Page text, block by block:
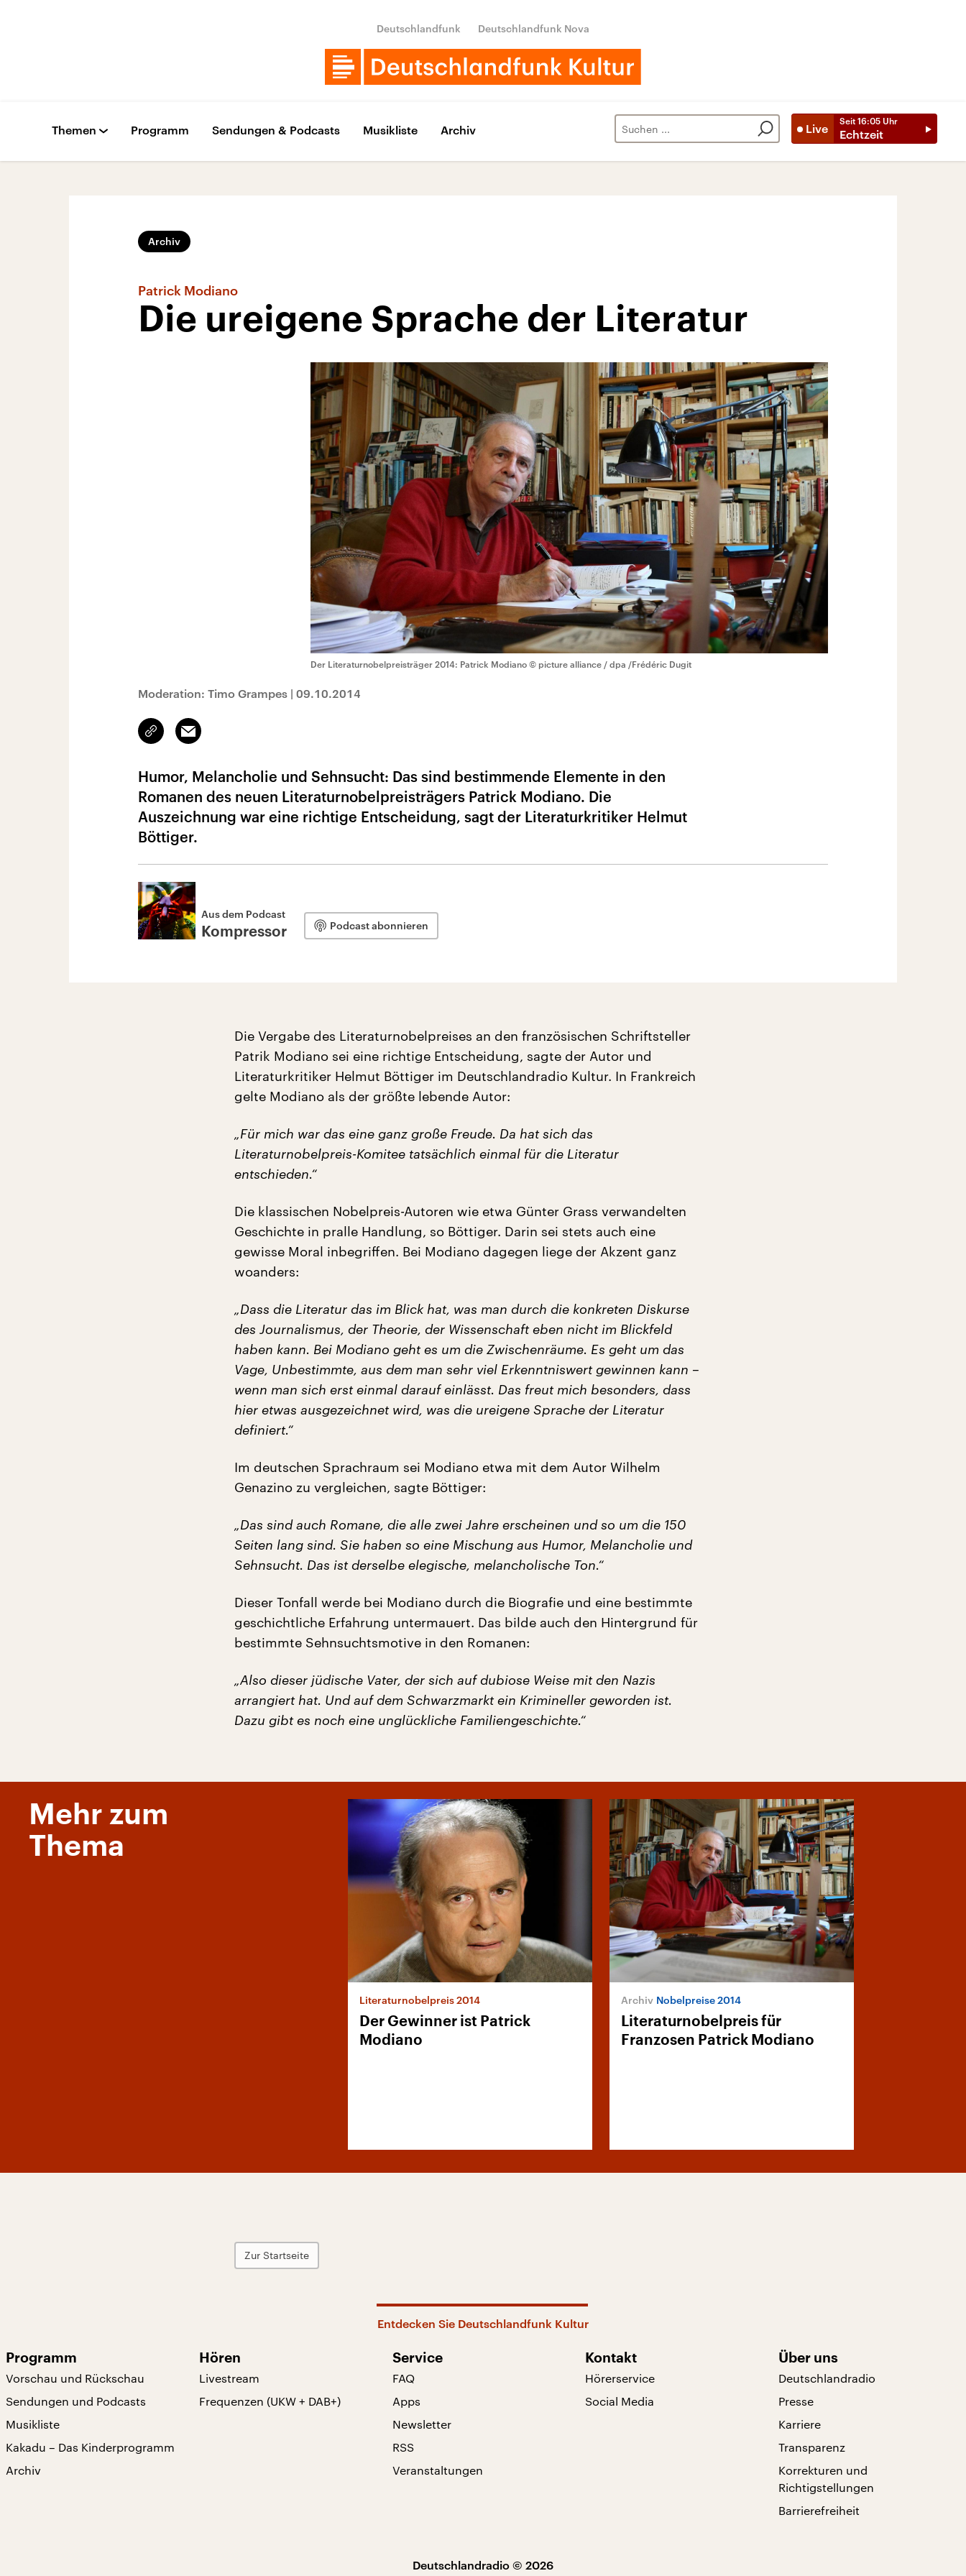
Deutschlandfunk Deutschlandfunk Nova
Live
Seit 16:05 Uhr
Echtzeit
Themen Programm Sendungen & Podcasts Musikliste Archiv
Archiv
Patrick Modiano
Die ureigene Sprache der Literatur
Der Literaturnobelpreisträger 2014: Patrick Modiano © picture alliance / dpa /Frédéric Dugit
Moderation: Timo Grampes | 09.10.2014
Link
kopieren/teilen
Email
Humor, Melancholie und Sehnsucht: Das sind bestimmende Elemente in den
Romanen des neuen Literaturnobelpreisträgers Patrick Modiano. Die
Auszeichnung war eine richtige Entscheidung, sagt der Literaturkritiker Helmut
Böttiger.
Aus dem Podcast
Kompressor Podcast abonnieren
Die Vergabe des Literaturnobelpreises an den französischen Schriftsteller
Patrik Modiano sei eine richtige Entscheidung, sagte der Autor und
Literaturkritiker Helmut Böttiger im Deutschlandradio Kultur. In Frankreich
gelte Modiano als der größte lebende Autor:
„Für mich war das eine ganz große Freude. Da hat sich das
Literaturnobelpreis-Komitee tatsächlich einmal für die Literatur
entschieden.“
Die klassischen Nobelpreis-Autoren wie etwa Günter Grass verwandelten
Geschichte in pralle Handlung, so Böttiger. Darin sei stets auch eine
gewisse Moral inbegriffen. Bei Modiano dagegen liege der Akzent ganz
woanders:
„Dass die Literatur das im Blick hat, was man durch die konkreten Diskurse
des Journalismus, der Theorie, der Wissenschaft eben nicht im Blickfeld
haben kann. Bei Modiano geht es um die Zwischenräume. Es geht um das
Vage, Unbestimmte, aus dem man sehr viel Erkenntniswert gewinnen kann –
wenn man sich erst einmal darauf einlässt. Das freut mich besonders, dass
hier etwas ausgezeichnet wird, was die ureigene Sprache der Literatur
definiert.“
Im deutschen Sprachraum sei Modiano etwa mit dem Autor Wilhelm
Genazino zu vergleichen, sagte Böttiger:
„Das sind auch Romane, die alle zwei Jahre erscheinen und so um die 150
Seiten lang sind. Sie haben so eine Mischung aus Humor, Melancholie und
Sehnsucht. Das ist derselbe elegische, melancholische Ton.“
Dieser Tonfall werde bei Modiano durch die Biografie und eine bestimmte
geschichtliche Erfahrung untermauert. Das bilde auch den Hintergrund für
bestimmte Sehnsuchtsmotive in den Romanen:
„Also dieser jüdische Vater, der sich auf dubiose Weise mit den Nazis
arrangiert hat. Und auf dem Schwarzmarkt ein Krimineller geworden ist.
Dazu gibt es noch eine unglückliche Familiengeschichte.“
Mehr zum
Thema
Literaturnobelpreis 2014
Der Gewinner ist Patrick
Modiano
Nobelpreise 2014
Literaturnobelpreis für
Franzosen Patrick Modiano
Zur Startseite
Entdecken Sie Deutschlandfunk Kultur
Programm
Vorschau und Rückschau
Sendungen und Podcasts
Musikliste
Kakadu – Das Kinderprogramm
Archiv
Hören
Livestream
Frequenzen (UKW + DAB+)
Service
FAQ
Apps
Newsletter
RSS
Veranstaltungen
Kontakt
Hörerservice
Social Media
Über uns
Deutschlandradio
Presse
Karriere
Transparenz
Korrekturen und
Richtigstellungen
Barrierefreiheit
Deutschlandradio © 2026